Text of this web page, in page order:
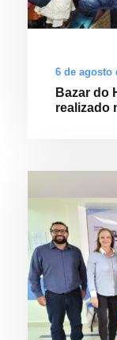
6 de agosto
Bazar do
realizado